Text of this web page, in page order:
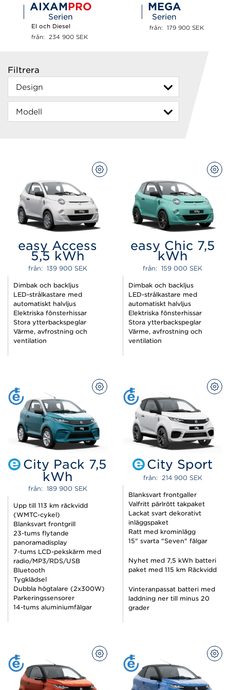
AIXAMPRO
Serien
El och Diesel
från:  234 900 SEK
MEGA
Serien
från:  179 900 SEK
Filtrera
easy Access
5,5 kWh
från: 139 900 SEK
KONFIGURERA
Dimbak och backljus
LED-strålkastare med
automatiskt halvljus
Elektriska fönsterhissar
Stora ytterbackspeglar
Värme, avfrostning och
ventilation
easy Chic 7,5
kWh
från: 159 000 SEK
Dimbak och backljus
LED-strålkastare med
automatiskt halvljus
Elektriska fönsterhissar
Stora ytterbackspeglar
Värme, avfrostning och
ventilation
City Pack 7,5
kWh
från: 189 900 SEK
KONFIGURERA
Upp till 113 km räckvidd
(WMTC-cykel)
Blanksvart frontgrill
23-tums flytande
panoramadisplay
7-tums LCD-pekskärm med
radio/MP3/RDS/USB
Bluetooth
Tygklädsel
Dubbla högtalare (2x300W)
Parkeringssensorer
14-tums aluminiumfälgar
City Sport
från: 214 900 SEK
Blanksvart frontgaller
Valfritt pärlrött takpaket
Lackat svart dekorativt
inläggspaket
Ratt med krominlägg
15" svarta "Seven" fälgar
Nyhet med 7,5 kWh batteri
paket med 115 km Räckvidd
Vinteranpassat batteri med
laddning ner till minus 20
grader
KONFIGURERA